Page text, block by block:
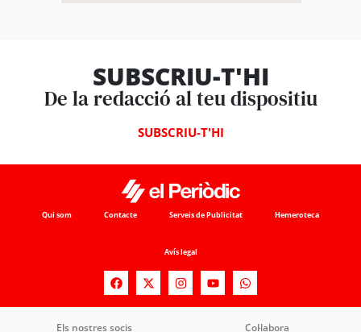
SUBSCRIU-T'HI
De la redacció al teu dispositiu
SUBSCRIU-T'HI
Qui som Contacte Serveis de Publicitat Hemeroteca
Avís legal
Els nostres socis Col·labora